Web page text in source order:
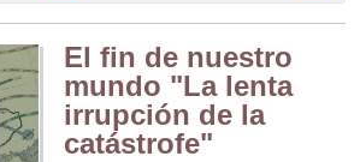
El fin de nuestro
mundo "La lenta
irrupción de la
catástrofe"